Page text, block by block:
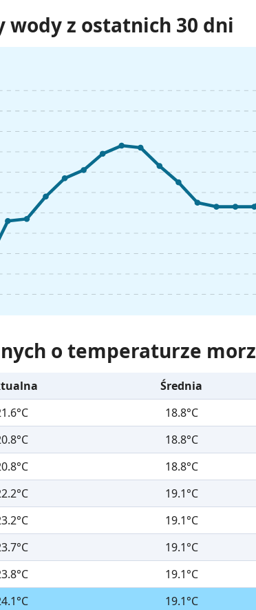
z ostatnich 30 dni
o temperaturze
Średnia
18.8°C
18.8°C
18.8°C
19.1°C
19.1°C
19.1°C
19.1°C
19.1°C